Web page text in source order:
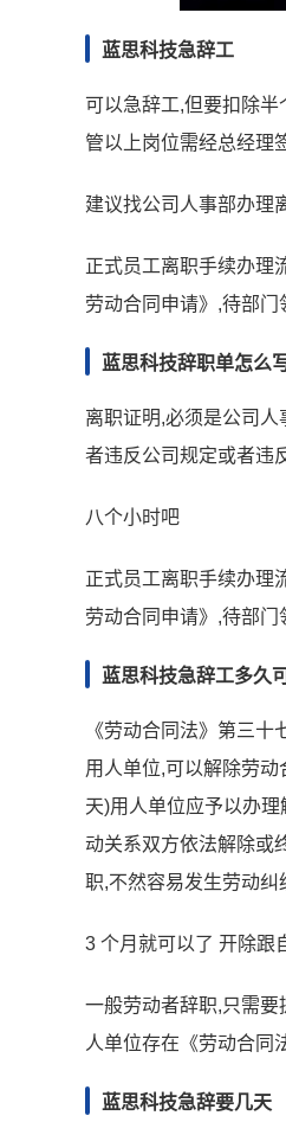
蓝思科技急辞工
可以急辞工,但要扣除
管以上岗位需经总经理
建议找公司人事部办理
正式员工离职手续办理
劳动合同申请》,待部
蓝思科技辞职单怎么
离职证明,必须是公司
者违反公司规定或者违
八个小时吧
正式员工离职手续办理
劳动合同申请》,待部
蓝思科技急辞工多久
《劳动合同法》第三
用人单位,可以解除劳
天)用人单位应予以办
动关系双方依法解除或
职,不然容易发生劳动纠
3 个月就可以了 开除跟
一般劳动者辞职,只需要
人单位存在《劳动合同
蓝思科技急辞要几天